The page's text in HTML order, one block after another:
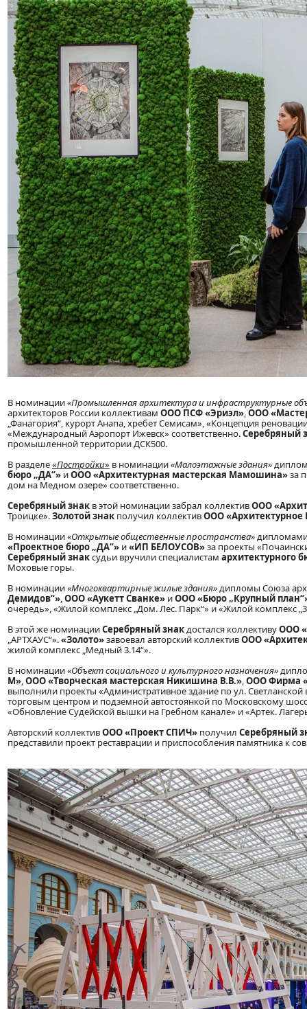
В номинации«Промышленная архитектура и инфраструктурные
архитекторов России коллективам ООО ПСФ «Эриэл»,ООО
„Фанагория“, курорт Анапа, хребет Семисам», «Концепция
«Международный Аэропорт Ижевск» соответственно.Серебряный
промышленной территории ДСК500.
В разделе«Постройки» в номинации«Малоэтажные здания»
бюро„ДА“» иООО «Архитектурная мастерская Мамошина»за
дом на Медном озере» соответственно.
Серебряный знак в этой номинации забрал коллективООО
Троицке».Золотой знак получил коллективООО
В номинации«Открытые общественные пространства»
«Проектное бюро„ДА“» и«ИП БЕЛОУСОВ»за проекты
Серебряный знаксудьи вручили специалистам архитектурного
Моховые горы.
В номинации«Многоквартирные жилые здания»дипломы Союза
Демидов“»,ООО «Аукетт Сванке» иООО «Бюро„Крупный план“
очередь», «Жилой комплекс „Дом. Лес. Парк“» и «Жилой комплекс
В этой же номинацииСеребряный знакдостался коллективуООО
„АРТХАУС“».«Золото»завоевал авторский коллективООО
жилой комплекс „Медный 3.14“».
В номинации«Объект социального и культурного назначения»
М»,ООО «Творческая мастерская Никишина В.В.»,ООО Фирма
выполнили проекты «Административное здание по ул.
торговым центром и подземной автостоянкой по Московскому
«Обновление Судейской вышки на Гребном канале» и «Артек.
Авторский коллективООО «Проект СПИЧ» получил Серебряный
представили проект реставрации и приспособления памятника к